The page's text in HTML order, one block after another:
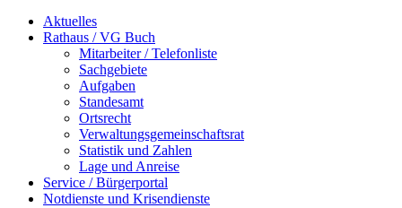
Aktuelles
Rathaus / VG Buch
Mitarbeiter / Telefonliste
Sachgebiete
Aufgaben
Standesamt
Ortsrecht
Verwaltungsgemeinschaftsrat
Statistik und Zahlen
Lage und Anreise
Service / Bürgerportal
Notdienste und Krisendienste